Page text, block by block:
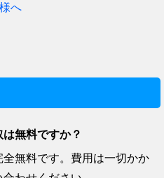
へ
無料ですか？
無料です。費用は一切かか